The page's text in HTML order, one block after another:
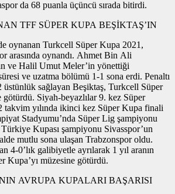
da 68 puanla üçüncü sırada bitirdi.
TFF SÜPER KUPA BEŞİKTAŞ’IN
oynanan Turkcell Süper Kupa 2021,
arasında oynandı. Ahmet Bin Ali
ve Halil Umut Meler’in yönettiği
ve uzatma bölümü 1-1 sona erdi. Penaltı
üstünlük sağlayan Beşiktaş, Turkcell Süper
Siyah-beyazlılar 9. kez Süper
takvim yılında ikinci kez Süper Kupa finali
Stadyumu’nda Süper Lig şampiyonu
Kupası şampiyonu Sivasspor’un
mutlu sona ulaşan Trabzonspor oldu.
4-0’lık galibiyetle ayrılarak 1 yıl aranın
Kupa’yı müzesine götürdü.
AVRUPA KUPALARI BAŞARISI